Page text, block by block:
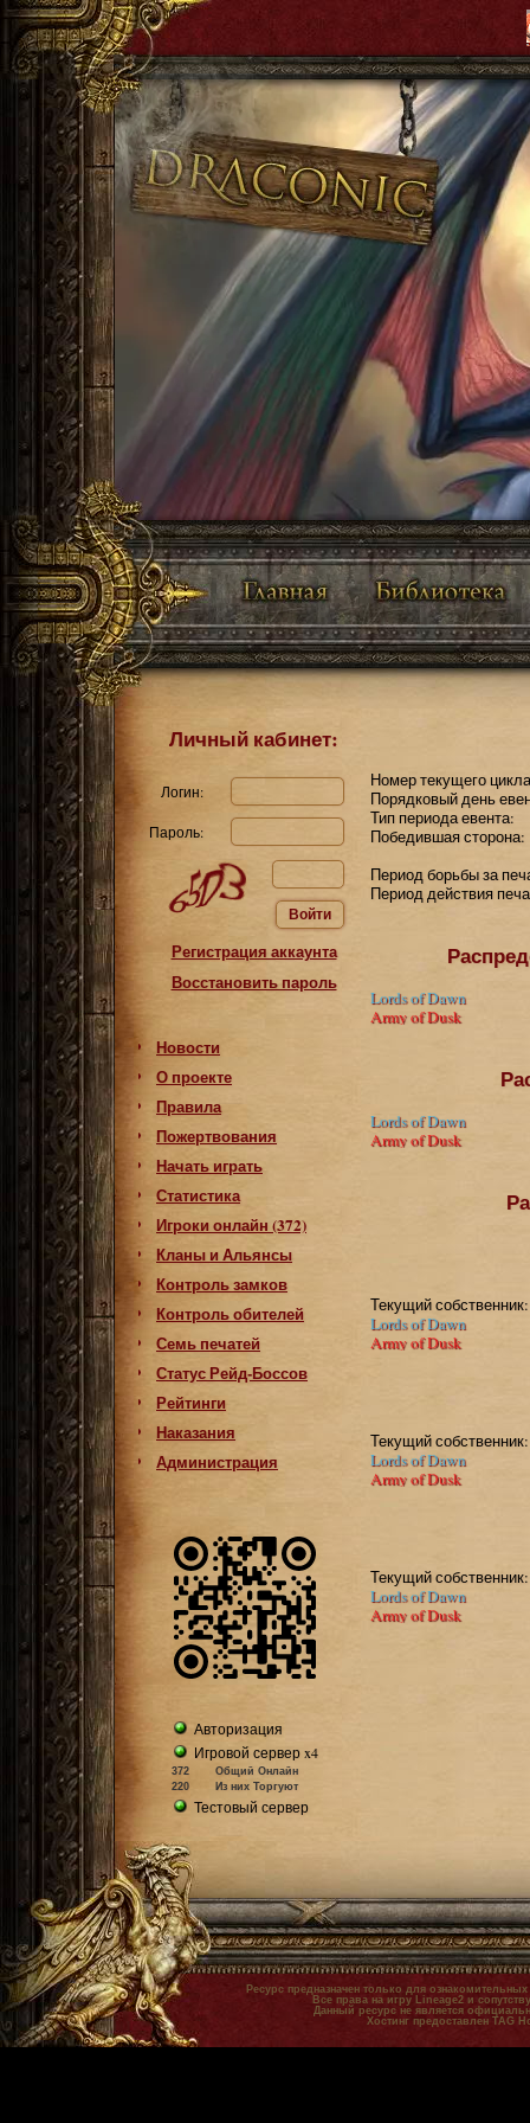
Личный кабинет:
Логин:
Пароль:
Войти
Регистрация аккаунта
Восстановить пароль
Новости
О проекте
Правила
Пожертвования
Начать играть
Статистика
Игроки онлайн (372)
Кланы и Альянсы
Контроль замков
Контроль обителей
Семь печатей
Статус Рейд-Боссов
Рейтинги
Наказания
Администрация
Авторизация
Игровой сервер x4
372
Общий Онлайн
220
Из них Торгуют
Тестовый сервер
Номер текущего
Порядковый день
Тип периода евента:
Победившая сторона:
Период борьбы за
Период действия
Lords of Dawn
Army of Dusk
Lords of Dawn
Army of Dusk
Текущий собственник:
Lords of Dawn
Army of Dusk
Текущий собственник:
Lords of Dawn
Army of Dusk
Текущий собственник:
Lords of Dawn
Army of Dusk
Ресурс предназначен только для
Все права на игру Lineage2 и
Данный ресурс не является
Хостинг предоставлен TAG